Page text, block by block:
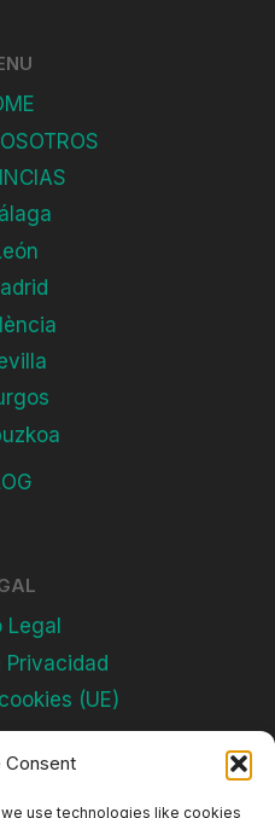
Consent
use technologies like cookies
Legal
Privacidad
(UE)